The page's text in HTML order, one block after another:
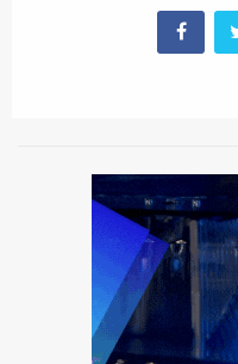
ΑΣΤΥΝΟΜΙΚΟ ΡΕΠΟΡΤΑΖ